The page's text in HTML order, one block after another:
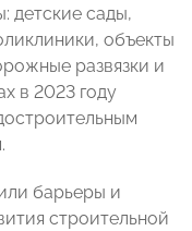
детские сады,
объекты
развязки и
в 2023 году
барьеры и
строительной